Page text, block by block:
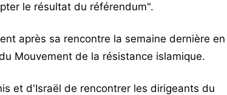
le résultat du référendum".
après sa rencontre la semaine dernière en
Mouvement de la résistance islamique.
et d'Israël de rencontrer les dirigeants du